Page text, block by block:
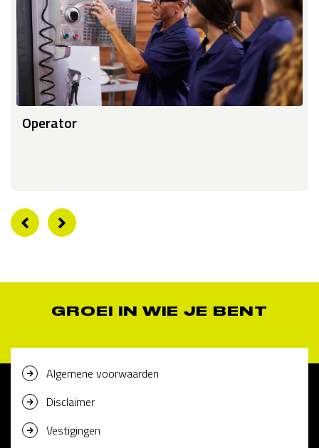
Operator
GROEI IN WIE JE BENT
Algemene voorwaarden
Disclaimer
Vestigingen